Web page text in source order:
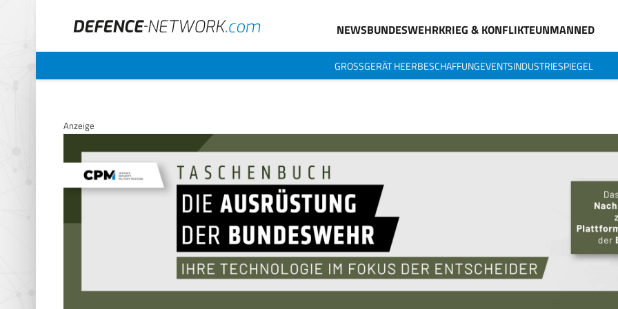
NEWSBUNDESWEHRKRIEG & KONFLIKTEUNMANNED
GROSSGERÄT HEERBESCHAFFUNGEVENTSINDUSTRIESPIEGEL
Anzeige